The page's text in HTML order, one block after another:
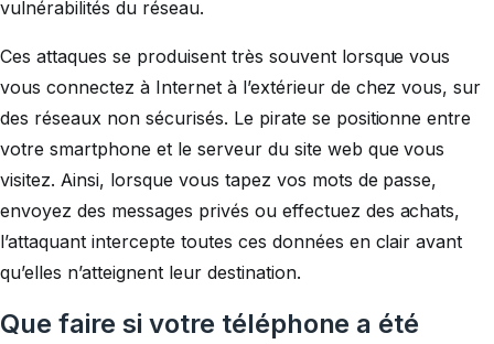
vulnérabilités du réseau.
Ces attaques se produisent très souvent lorsque vous
vous connectez à Internet à l’extérieur de chez vous, sur
des réseaux non sécurisés. Le pirate se positionne entre
votre smartphone et le serveur du site web que vous
visitez. Ainsi, lorsque vous tapez vos mots de passe,
envoyez des messages privés ou effectuez des achats,
l’attaquant intercepte toutes ces données en clair avant
qu’elles n’atteignent leur destination.
Que faire si votre téléphone a été